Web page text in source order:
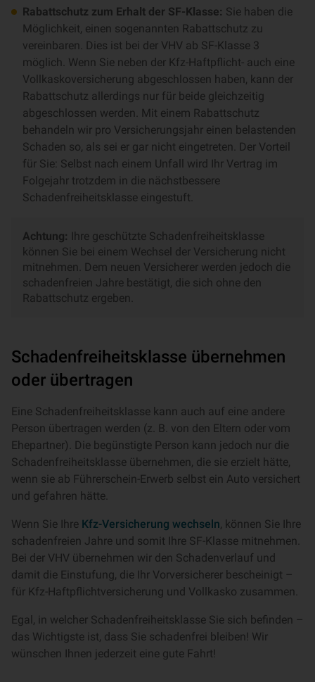
Rabattschutz zum Erhalt der SF-Klasse: Sie haben die
Möglichkeit, einen sogenannten Rabattschutz zu
vereinbaren. Dies ist bei der VHV ab SF-Klasse 3
möglich. Wenn Sie neben der Kfz-Haftpflicht- auch eine
Vollkaskoversicherung abgeschlossen haben, kann der
Rabattschutz allerdings nur für beide gleichzeitig
abgeschlossen werden. Mit einem Rabattschutz
behandeln wir pro Versicherungsjahr einen belastenden
Schaden so, als sei er gar nicht eingetreten. Der Vorteil
für Sie: Selbst nach einem Unfall wird Ihr Vertrag im
Folgejahr trotzdem in die nächstbessere
Schadenfreiheitsklasse eingestuft.
Achtung: Ihre geschützte Schadenfreiheitsklasse
können Sie bei einem Wechsel der Versicherung nicht
mitnehmen. Dem neuen Versicherer werden jedoch die
schadenfreien Jahre bestätigt, die sich ohne den
Rabattschutz ergeben.
Schadenfreiheitsklasse übernehmen
oder übertragen
Eine Schadenfreiheitsklasse kann auch auf eine andere
Person übertragen werden (z. B. von den Eltern oder vom
Ehepartner). Die begünstigte Person kann jedoch nur die
Schadenfreiheitsklasse übernehmen, die sie erzielt hätte,
wenn sie ab Führerschein-Erwerb selbst ein Auto versichert
und gefahren hätte.
Wenn Sie Ihre Kfz-Versicherung wechseln, können Sie Ihre
schadenfreien Jahre und somit Ihre SF-Klasse mitnehmen.
Bei der VHV übernehmen wir den Schadenverlauf und
damit die Einstufung, die Ihr Vorversicherer bescheinigt –
für Kfz-Haftpflichtversicherung und Vollkasko zusammen.
Egal, in welcher Schadenfreiheitsklasse Sie sich befinden –
das Wichtigste ist, dass Sie schadenfrei bleiben! Wir
wünschen Ihnen jederzeit eine gute Fahrt!